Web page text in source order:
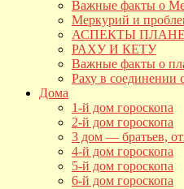
Важные факты о
Меркурий и
АСПЕКТЫ
РАХУ И КЕТУ
Важные факты о
Раху в соединении
Дома
1-й дом гороскопа
2-й дом гороскопа
3 дом — братьев,
4-й дом гороскопа
5-й дом гороскопа
6-й дом гороскопа